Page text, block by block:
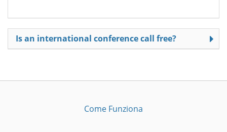
Is an international conference call free?
Come Funziona